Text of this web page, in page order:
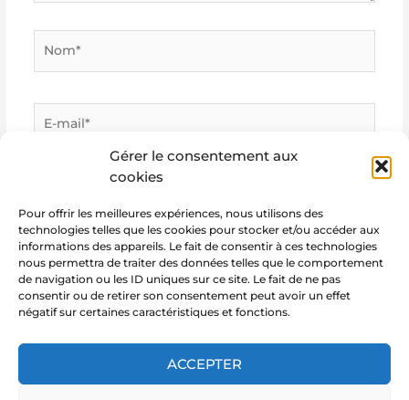
Gérer le consentement aux
cookies
Pour offrir les meilleures expériences, nous utilisons des
technologies telles que les cookies pour stocker et/ou accéder aux
informations des appareils. Le fait de consentir à ces technologies
nous permettra de traiter des données telles que le comportement
de navigation ou les ID uniques sur ce site. Le fait de ne pas
consentir ou de retirer son consentement peut avoir un effet
négatif sur certaines caractéristiques et fonctions.
ACCEPTER
mail*